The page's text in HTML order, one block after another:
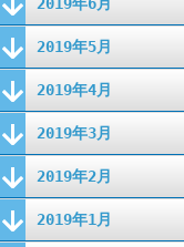
2019年5月
2019年4月
2019年3月
2019年2月
2019年1月